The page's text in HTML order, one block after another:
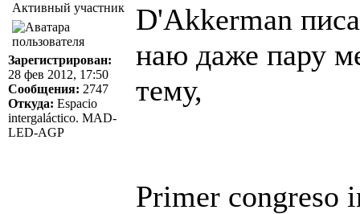
Активный участник
Зарегистрирован:
28 фев 2012, 17:50
Сообщения: 2747
Откуда: Espacio
intergaláctico. MAD-
LED-AGP
D'Akkerman
наю даже пару
тему,
Primer congreso